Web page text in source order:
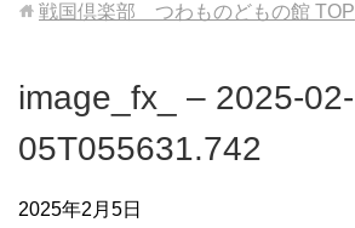
戦国倶楽部 つわものどもの館 TOP
image_fx_ – 2025-02-
05T055631.742
2025年2月5日